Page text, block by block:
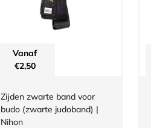
Vanaf
€2,50
Zijden zwarte band voor
budo (zwarte judoband) |
Nihon